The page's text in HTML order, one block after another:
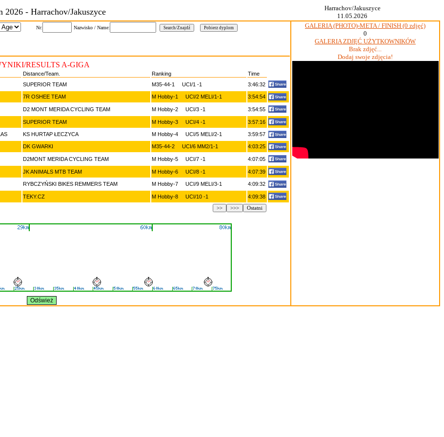
2026 - Harrachov/Jakuszyce
Harrachov/Jakuszyce
11.05.2026
Nr: Nazwisko / Name:
RESULTS A-GIGA
Distance/Team. Ranking
Time
SUPERIOR TEAM M35-44-1 UCI/1 -1 3:46:32
7R OSHEE TEAM M Hobby-1 UCI/2 MELI/1-1 3:54:54
D2 MONT MERIDA CYCLING TEAM M Hobby-2 UCI/3 -1 3:54:55
SUPERIOR TEAM M Hobby-3 UCI/4 -1 3:57:16
KS HURTAP ŁECZYCA M Hobby-4 UCI/5 MELI/2-1 3:59:57
DK GWARKI M35-44-2 UCI/6 MM2/1-1 4:03:25
D2MONT MERIDA CYCLING TEAM M Hobby-5 UCI/7 -1 4:07:05
JK ANIMALS MTB TEAM M Hobby-6 UCI/8 -1 4:07:39
RYBCZYŃSKI BIKES REMMERS TEAM M Hobby-7 UCI/9 MELI/3-1 4:09:32
TEKY.CZ M Hobby-8 UCI/10 -1 4:09:38
Ostatni
>>>
>>
GALERIA (PHOTO)-META / FINISH (0 zdjęć)
0
GALERIA ZDJĘĆ UŻYTKOWNIKÓW
Brak zdjęć...
Dodaj swoje zdjęcia!